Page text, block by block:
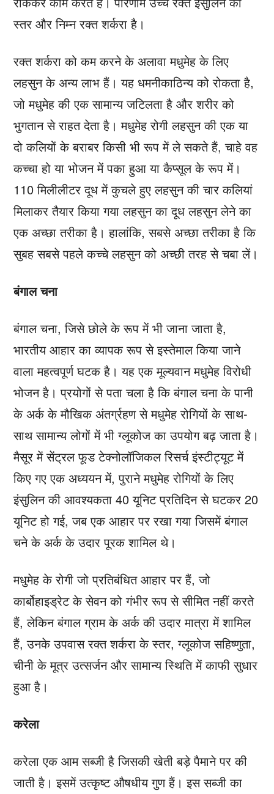
स्तर और निम्न रक्त शर्करा है।
रक्त शर्करा को कम करने के अलावा मधुमेह के लिए
लहसुन के अन्य लाभ हैं। यह धमनीकाठिन्य को रोकता है,
जो मधुमेह की एक सामान्य जटिलता है और शरीर को
भुगतान से राहत देता है। मधुमेह रोगी लहसुन की एक या
दो कलियों के बराबर किसी भी रूप में ले सकते हैं, चाहे वह
कच्चा हो या भोजन में पका हुआ या कैप्सूल के रूप में।
110 मिलीलीटर दूध में कुचले हुए लहसुन की चार कलियां
मिलाकर तैयार किया गया लहसुन का दूध लहसुन लेने का
एक अच्छा तरीका है। हालांकि, सबसे अच्छा तरीका है कि
सुबह सबसे पहले कच्चे लहसुन को अच्छी तरह से चबा लें।
बंगाल चना
बंगाल चना, जिसे छोले के रूप में भी जाना जाता है,
भारतीय आहार का व्यापक रूप से इस्तेमाल किया जाने
वाला महत्वपूर्ण घटक है। यह एक मूल्यवान मधुमेह विरोधी
भोजन है। प्रयोगों से पता चला है कि बंगाल चना के पानी
के अर्क के मौखिक अंतर्ग्रहण से मधुमेह रोगियों के साथ-
साथ सामान्य लोगों में भी ग्लूकोज का उपयोग बढ़ जाता है।
मैसूर में सेंट्रल फूड टेक्नोलॉजिकल रिसर्च इंस्टीट्यूट में
किए गए एक अध्ययन में, पुराने मधुमेह रोगियों के लिए
इंसुलिन की आवश्यकता 40 यूनिट प्रतिदिन से घटकर 20
यूनिट हो गई, जब एक आहार पर रखा गया जिसमें बंगाल
चने के अर्क के उदार पूरक शामिल थे।
मधुमेह के रोगी जो प्रतिबंधित आहार पर हैं, जो
कार्बोहाइड्रेट के सेवन को गंभीर रूप से सीमित नहीं करते
हैं, लेकिन बंगाल ग्राम के अर्क की उदार मात्रा में शामिल
हैं, उनके उपवास रक्त शर्करा के स्तर, ग्लूकोज सहिष्णुता,
चीनी के मूत्र उत्सर्जन और सामान्य स्थिति में काफी सुधार
हुआ है।
करेला
करेला एक आम सब्जी है जिसकी खेती बड़े पैमाने पर की
जाती है। इसमें उत्कृष्ट औषधीय गुण हैं। इस सब्जी का